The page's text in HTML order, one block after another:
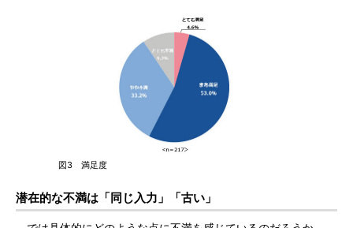
図3 満足度
潜在的な不満は「同じ入力」「古い」